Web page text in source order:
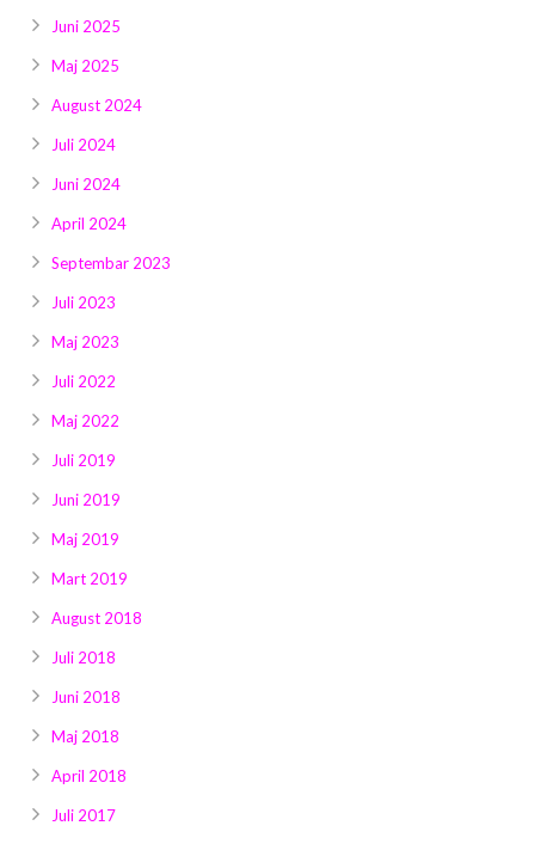
Juni 2025
Maj 2025
August 2024
Juli 2024
Juni 2024
April 2024
Septembar 2023
Juli 2023
Maj 2023
Juli 2022
Maj 2022
Juli 2019
Juni 2019
Maj 2019
Mart 2019
August 2018
Juli 2018
Juni 2018
Maj 2018
April 2018
Juli 2017